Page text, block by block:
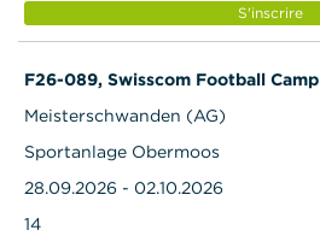
S'inscrire
F26-089, Swisscom Football Camp
Meisterschwanden (AG)
Sportanlage Obermoos
28.09.2026 - 02.10.2026
14